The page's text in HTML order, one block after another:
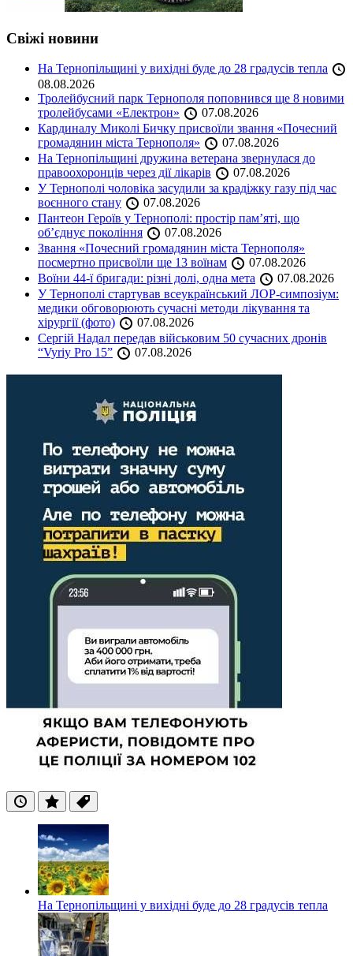
Свіжі новини
На Тернопільщині у вихідні буде до 28 градусів тепла
08.08.2026
Тролейбусний парк Тернополя поповнився ще 8 новими
тролейбусами «Електрон»
07.08.2026
Кардиналу Миколі Бичку присвоїли звання «Почесний
громадянин міста Тернополя»
07.08.2026
На Тернопільщині дружина ветерана звернулася до
правоохоронців через дії лікарів
07.08.2026
У Тернополі чоловіка засудили за крадіжку газу під час
воєнного стану
07.08.2026
Пантеон Героїв у Тернополі: простір пам’яті, що
об’єднує покоління
07.08.2026
Звання «Почесний громадянин міста Тернополя»
посмертно присвоїли ще 13 воїнам
07.08.2026
Воїни 44-ї бригади: різні долі, одна мета
07.08.2026
У Тернополі стартував всеукраїнський ЛОР-симпозіум:
медики обговорюють сучасні методи лікування та
хірургії (фото)
07.08.2026
Сергій Надал передав військовим 50 сучасних дронів
“Vyriy Pro 15”
07.08.2026
ОстанніПопулярні
Теги
На Тернопільщині у вихідні буде до 28 градусів тепла